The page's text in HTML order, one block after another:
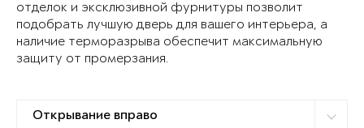
отделок и эксклюзивной фурнитуры позволит
подобрать лучшую дверь для вашего интерьера, а
наличие терморазрыва обеспечит максимальную
защиту от промерзания.